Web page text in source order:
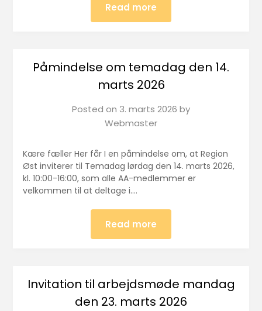
Read more
Påmindelse om temadag den 14.
marts 2026
Posted on 3. marts 2026 by
Webmaster
Kære fæller Her får I en påmindelse om, at Region
Øst inviterer til Temadag lørdag den 14. marts 2026,
kl. 10:00-16:00, som alle AA-medlemmer er
velkommen til at deltage i….
Read more
Invitation til arbejdsmøde mandag
den 23. marts 2026